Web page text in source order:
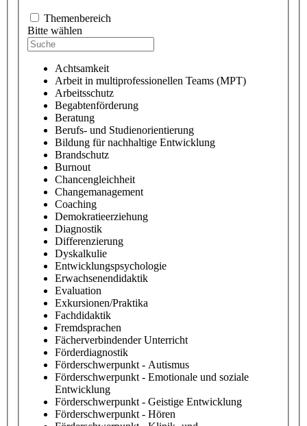
Themenbereich
Bitte wählen
Achtsamkeit
Arbeit in multiprofessionellen Teams (MPT)
Arbeitsschutz
Begabtenförderung
Beratung
Berufs- und Studienorientierung
Bildung für nachhaltige Entwicklung
Brandschutz
Burnout
Chancengleichheit
Changemanagement
Coaching
Demokratieerziehung
Diagnostik
Differenzierung
Dyskalkulie
Entwicklungspsychologie
Erwachsenendidaktik
Evaluation
Exkursionen/Praktika
Fachdidaktik
Fremdsprachen
Fächerverbindender Unterricht
Förderdiagnostik
Förderschwerpunkt - Autismus
Förderschwerpunkt - Emotionale und soziale
Entwicklung
Förderschwerpunkt - Geistige Entwicklung
Förderschwerpunkt - Hören